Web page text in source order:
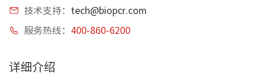
技术支持： tech@biopcr.com
服务热线： 400-860-6200
详细介绍